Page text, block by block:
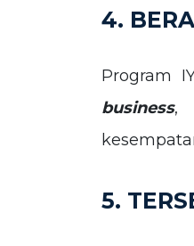
4.
Program
business,
5.